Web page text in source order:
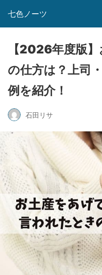
七色ノーツ
【2026年度版
の仕方は？上司
例を紹介！
石田リサ